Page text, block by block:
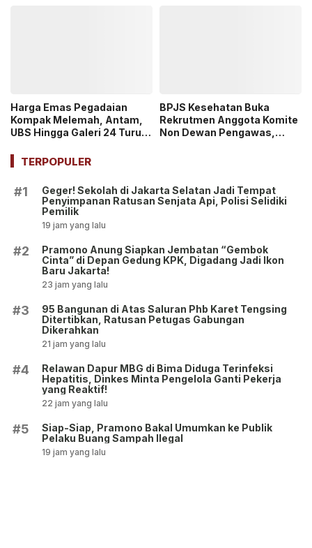
Harga Emas Pegadaian
Kompak Melemah, Antam,
UBS Hingga Galeri 24 Turun
BPJS Kesehatan Buka
Rekrutmen Anggota Komite
Non Dewan Pengawas,
TERPOPULER
#1
Geger! Sekolah di Jakarta Selatan Jadi Tempat
Penyimpanan Ratusan Senjata Api, Polisi Selidiki
Pemilik
19 jam yang lalu
#2
Pramono Anung Siapkan Jembatan “Gembok
Cinta” di Depan Gedung KPK, Digadang Jadi Ikon
Baru Jakarta!
23 jam yang lalu
#3
95 Bangunan di Atas Saluran Phb Karet Tengsing
Ditertibkan, Ratusan Petugas Gabungan
Dikerahkan
21 jam yang lalu
#4
Relawan Dapur MBG di Bima Diduga Terinfeksi
Hepatitis, Dinkes Minta Pengelola Ganti Pekerja
yang Reaktif!
22 jam yang lalu
#5
Siap-Siap, Pramono Bakal Umumkan ke Publik
Pelaku Buang Sampah Ilegal
19 jam yang lalu